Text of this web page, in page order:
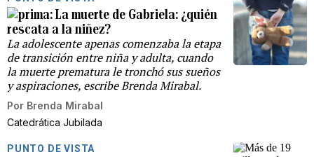
La muerte de Gabriela: ¿quién
rescata a la niñez?
La adolescente apenas comenzaba la etapa
de transición entre niña y adulta, cuando
la muerte prematura le tronchó sus sueños
y aspiraciones, escribe Brenda Mirabal.
Por Brenda Mirabal
Catedrática Jubilada
PUNTO DE VISTA